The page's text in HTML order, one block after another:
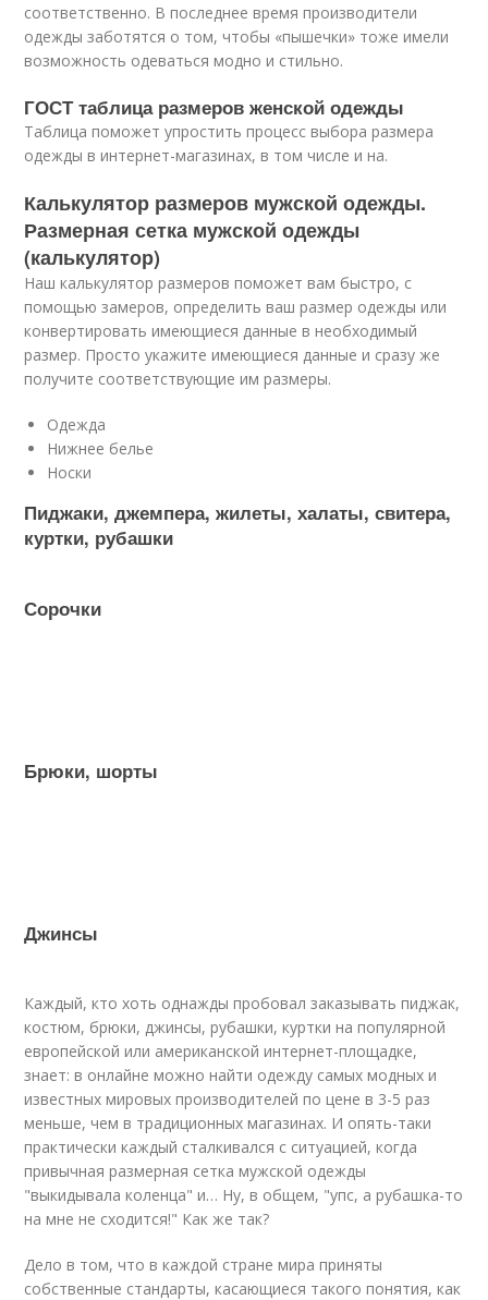
соответственно. В последнее время производители
одежды заботятся о том, чтобы «пышечки» тоже имели
возможность одеваться модно и стильно.
ГОСТ таблица размеров женской одежды
Таблица поможет упростить процесс выбора размера
одежды в интернет-магазинах, в том числе и на.
Калькулятор размеров мужской одежды.
Размерная сетка мужской одежды
(калькулятор)
Наш калькулятор размеров поможет вам быстро, с
помощью замеров, определить ваш размер одежды или
конвертировать имеющиеся данные в необходимый
размер. Просто укажите имеющиеся данные и сразу же
получите соответствующие им размеры.
Одежда
Нижнее белье
Носки
Пиджаки, джемпера, жилеты, халаты, свитера,
куртки, рубашки
Сорочки
Брюки, шорты
Джинсы
Каждый, кто хоть однажды пробовал заказывать пиджак,
костюм, брюки, джинсы, рубашки, куртки на популярной
европейской или американской интернет-площадке,
знает: в онлайне можно найти одежду самых модных и
известных мировых производителей по цене в 3-5 раз
меньше, чем в традиционных магазинах. И опять-таки
практически каждый сталкивался с ситуацией, когда
привычная размерная сетка мужской одежды
"выкидывала коленца" и… Ну, в общем, "упс, а рубашка-то
на мне не сходится!" Как же так?
Дело в том, что в каждой стране мира приняты
собственные стандарты, касающиеся такого понятия, как